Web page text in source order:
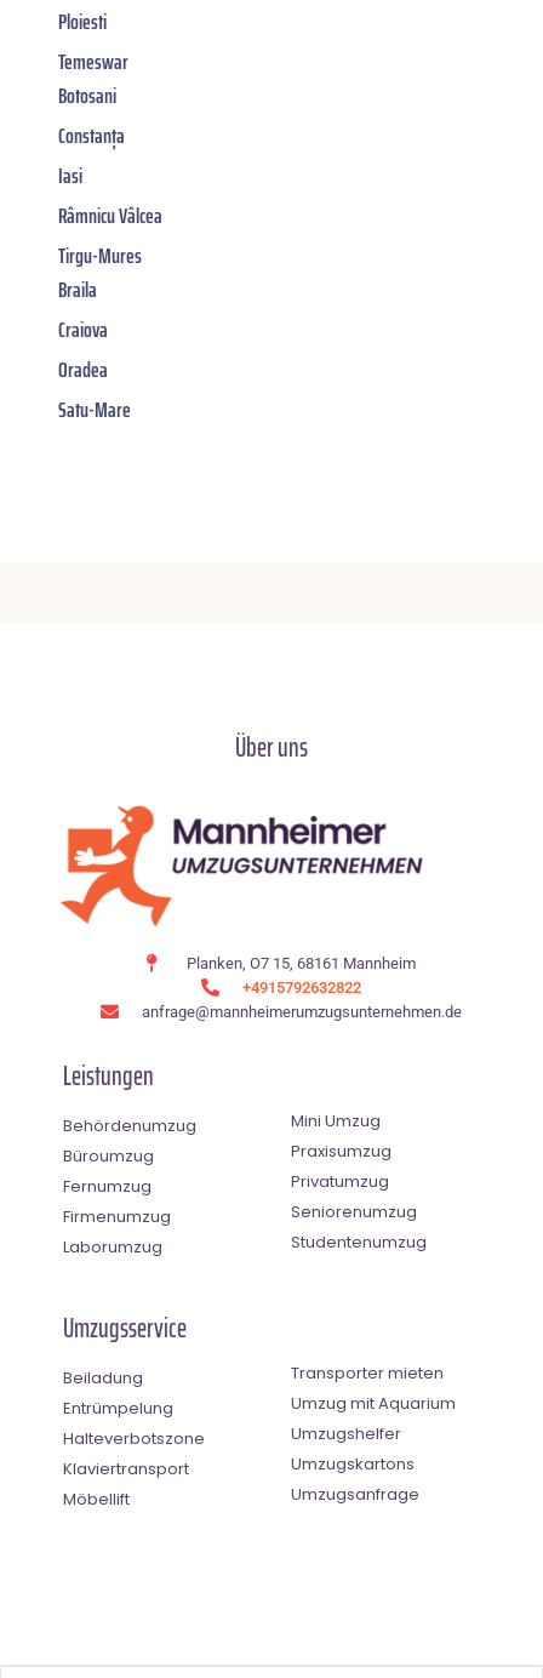
Ploiesti
Temeswar
Botosani
Constanța
Iasi
Râmnicu Vâlcea
Tirgu-Mures
Braila
Craiova
Oradea
Satu-Mare
Über uns
Planken, O7 15, 68161 Mannheim
+4915792632822
anfrage@mannheimerumzugsunternehmen.de
Leistungen
Behördenumzug
Büroumzug
Fernumzug
Firmenumzug
Laborumzug
Mini Umzug
Praxisumzug
Privatumzug
Seniorenumzug
Studentenumzug
Umzugsservice
Beiladung
Entrümpelung
Halteverbotszone
Klaviertransport
Möbellift
Transporter mieten
Umzug mit Aquarium
Umzugshelfer
Umzugskartons
Umzugsanfrage